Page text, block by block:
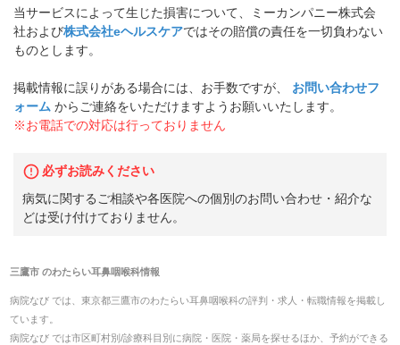
当サービスによって生じた損害について、ミーカンパニー株式会
社および株式会社eヘルスケアではその賠償の責任を一切負わない
ものとします。
掲載情報に誤りがある場合には、お手数ですが、
お問い合わせフ
ォーム からご連絡をいただけますようお願いいたします。
※お電話での対応は行っておりません
必ずお読みください
病気に関するご相談や各医院への個別のお問い合わせ・紹介な
どは受け付けておりません。
三鷹市のわたらい耳鼻咽喉科情報
病院なび では、 東京都三鷹市のわたらい耳鼻咽喉科の評判・求人・転職情報を掲載し
ています。
病院なび では市区町村別/診療科目別に病院・医院・薬局を探せるほか、予約ができる